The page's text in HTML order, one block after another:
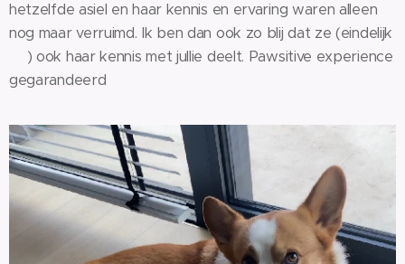
hetzelfde asiel en haar kennis en ervaring waren alleen
nog maar verruimd. Ik ben dan ook zo blij dat ze (eindelijk
😉) ook haar kennis met jullie deelt. Pawsitive experience
gegarandeerd 🧡💪